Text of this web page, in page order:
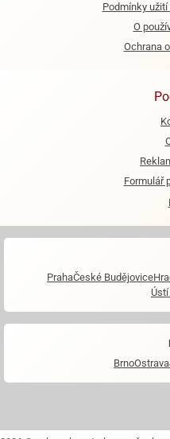
Podmínky
O
Ochrana
Formulář
PrahaČeské Budějovice
BrnoOstrava